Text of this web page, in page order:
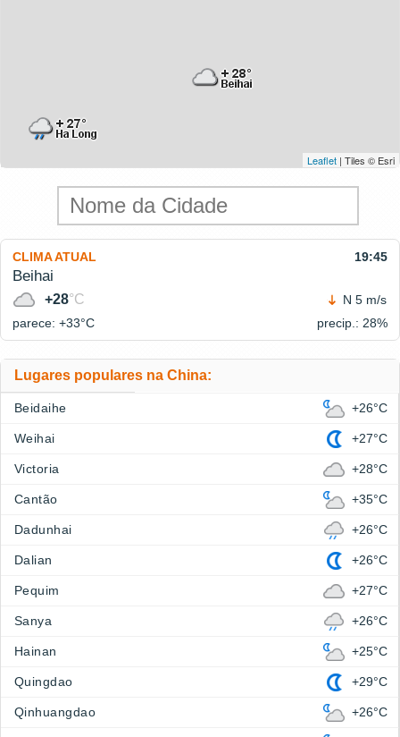
Leaflet | Tiles © Esri
CLIMA ATUAL 19:45
Beihai
+28°C
N 5 m/s
parece: +33°C precip.: 28%
Lugares populares na China:
Beidaihe +26°C
Weihai +27°C
Victoria +28°C
Cantão +35°C
Dadunhai +26°C
Dalian +26°C
Pequim +27°C
Sanya +26°C
Hainan +25°C
Quingdao +29°C
Qinhuangdao +26°C